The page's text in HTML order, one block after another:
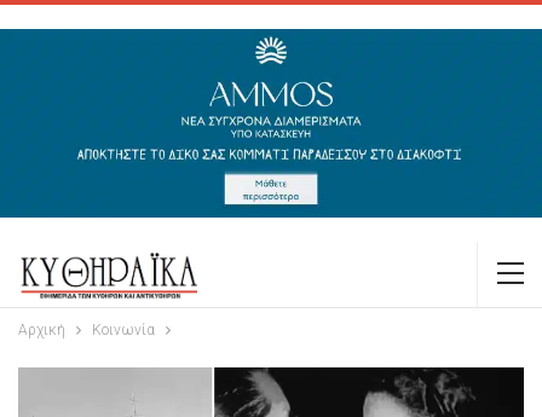
Αρχική Κοινωνία